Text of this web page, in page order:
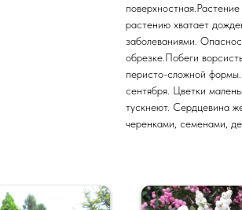
растению хватает
заболеваниями.
обрезке.Побеги
перисто-сложной
сентября. Цветки
тускнеют. Сердцевина
черенками, семенами,